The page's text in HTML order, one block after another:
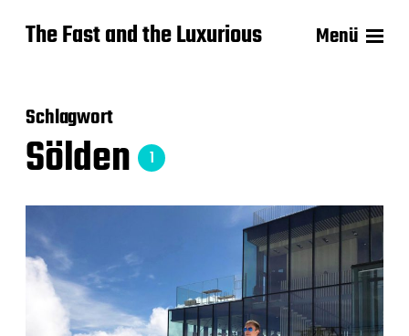
The Fast and the Luxurious Menü
Schlagwort
Sölden 1